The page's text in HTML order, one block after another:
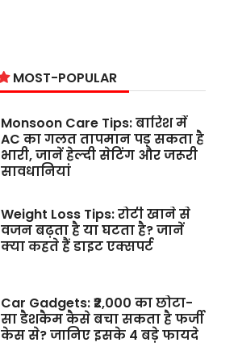
MOST-POPULAR
Monsoon Care Tips: बारिश में
AC का गलत तापमान पड़ सकता है
भारी, जानें हेल्दी सेटिंग और जरूरी
सावधानियां
Weight Loss Tips: रोटी खाने से
वजन बढ़ता है या घटता है? जानें
क्या कहते हैं डाइट एक्सपर्ट
Car Gadgets: ₹2,000 का छोटा-
सा डैशकैम कैसे बचा सकता है फर्जी
केस से? जानिए इसके 4 बड़े फायदे